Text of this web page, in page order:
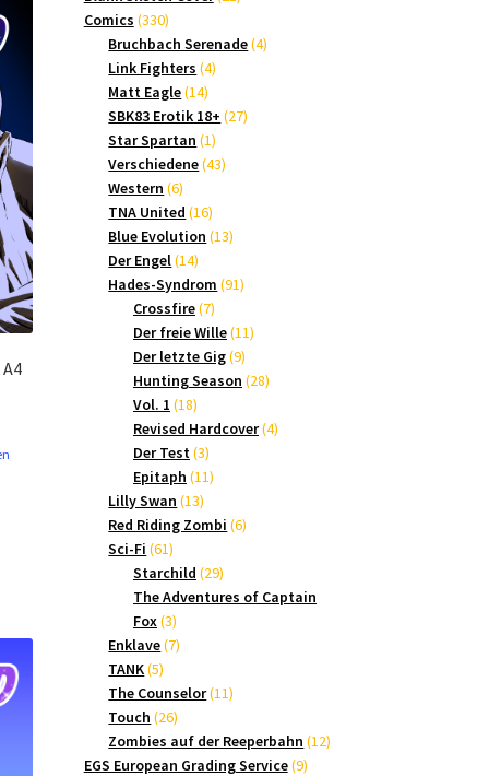
Comics 330330
Produkte
Bruchbach Serenade 44
Link Fighters 44
Matt Eagle 1414
Produkte
SBK83 Erotik 18+ 2727
Star Spartan 11
Produkt
Verschiedene 4343
Western 66
Produkte
TNA United 1616
Produkte
Blue Evolution 1313
Der Engel 1414
Produkte
Hades-Syndrom 9191
Crossfire 77
Produkte
Der freie Wille 1111
Der letzte Gig 99
Produkte
Hunting Season 2828
Vol. 1 1818
Produkte
Revised Hardcover 44
Der Test 33
Produkte
Epitaph 1111
Lilly Swan 1313
Produkte
Red Riding Zombi 66
Sci-Fi 6161
Produkte
Starchild 2929
Produkte
The Adventures of Captain
Fox 33
Produkte
Enklave 77
TANK 55
Produkte
The Counselor 1111
Touch 2626
Produkte
Zombies auf der Reeperbahn 1212
EGS European Grading Service 99